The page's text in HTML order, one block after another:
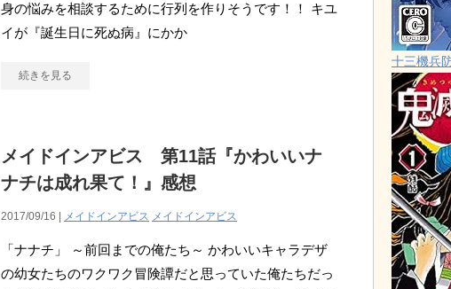
身の悩みを相談するために行列を作りそうです！！ キユ
イが『誕生日に死ぬ病』にかか
続きを見る
メイドインアビス 第11話『かわいいナ
ナチは成れ果て！』感想
2017/09/16 | メイドインアビス メイドインアビス
「ナナチ」 ～前回までの俺たち～ かわいいキャラデザ
の幼女たちのワクワク冒険譚だと思っていた俺たちだっ
十三機兵